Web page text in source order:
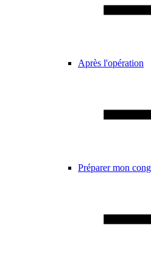
Après l'opération
Préparer mon